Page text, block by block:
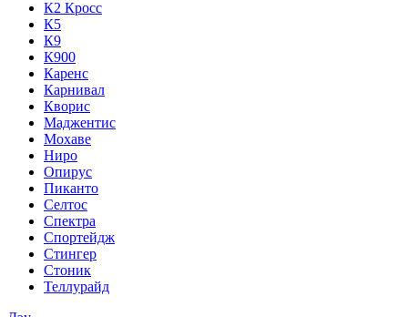
К2 Кросс
К5
К9
К900
Каренс
Карнивал
Кворис
Маджентис
Мохаве
Ниро
Опирус
Пиканто
Селтос
Спектра
Спортейдж
Стингер
Стоник
Теллурайд